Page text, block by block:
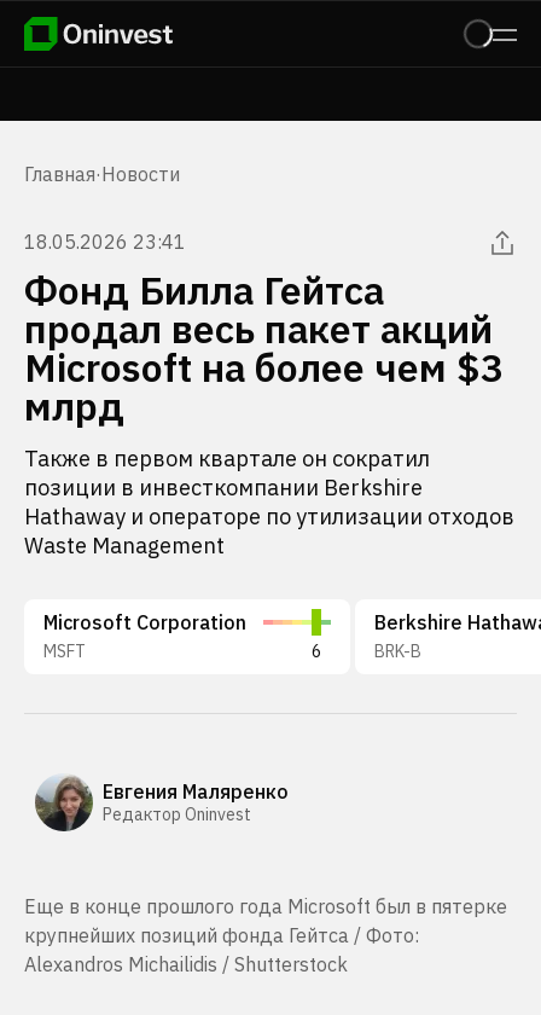
Главная·Новости
18.05.2026 23:41
Фонд Билла Гейтса
продал весь пакет акций
Microsoft на более чем $3
млрд
Также в первом квартале он сократил
позиции в инвесткомпании Berkshire
Hathaway и операторе по утилизации отходов
Waste Management
Microsoft Corporation
MSFT 6 BRK-B
Евгения Маляренко
Редактор Oninvest
Еще в конце прошлого года Microsoft был в пятерке
крупнейших позиций фонда Гейтса / Фото:
Alexandros Michailidis / Shutterstock